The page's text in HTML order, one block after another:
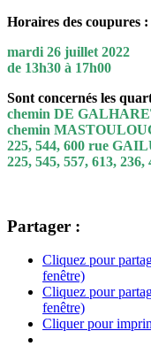
Horaires des coupures :
mardi 26 juillet 2022
de 13h30 à 17h00
Sont concernés les
chemin DE
chemin
225, 544, 600 rue
225, 545, 557, 613,
Partager :
Cliquez pour
fenêtre)
Cliquez pour
fenêtre)
Cliquer pour